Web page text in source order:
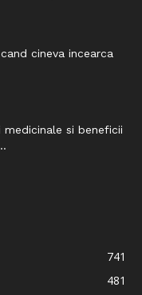
cineva incearca
si beneficii
741
481